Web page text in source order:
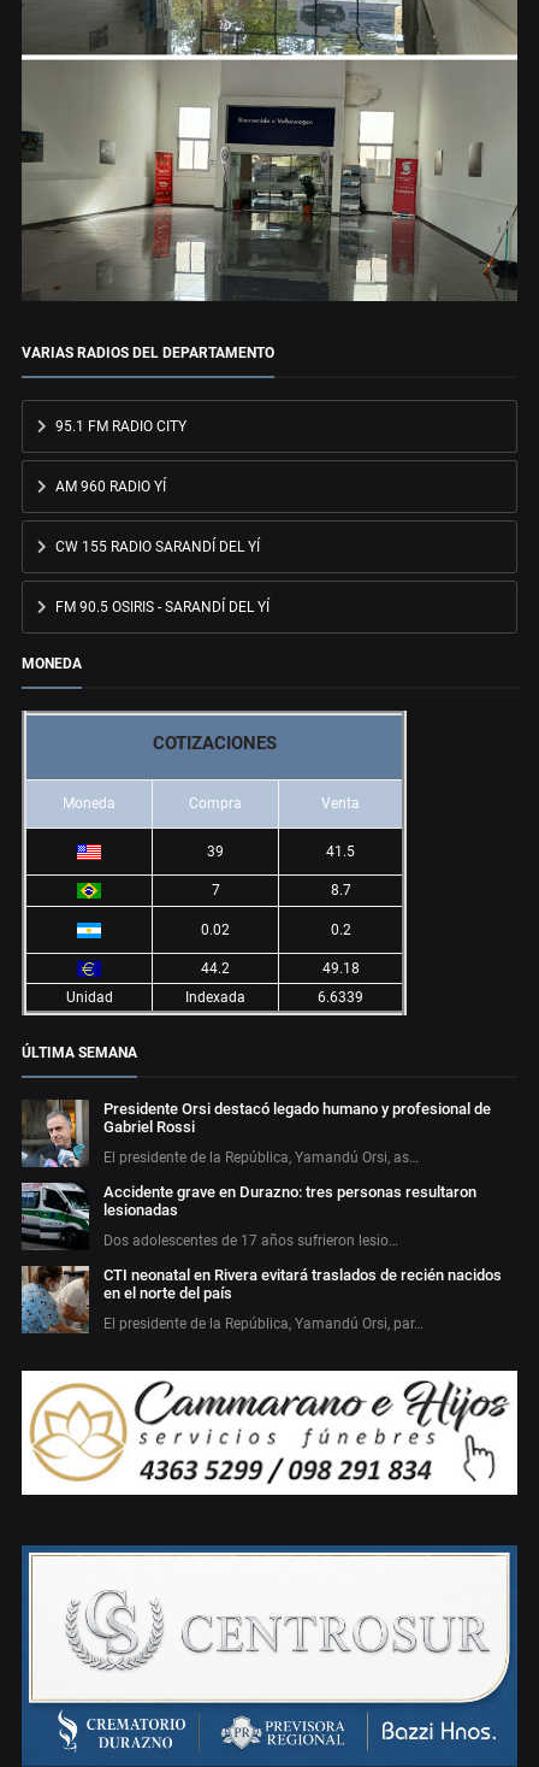
VARIAS RADIOS DEL DEPARTAMENTO
95.1 FM RADIO CITY
AM 960 RADIO YÍ
CW 155 RADIO SARANDÍ DEL YÍ
FM 90.5 OSIRIS - SARANDÍ DEL YÍ
MONEDA
COTIZACIONES
Moneda Compra Venta
39 41.5
7 8.7
0.02 0.2
44.2
49.18
Unidad
Indexada 6.6339
ÚLTIMA SEMANA
Presidente Orsi destacó legado humano y profesional de
Gabriel Rossi
El presidente de la República, Yamandú Orsi, as…
Accidente grave en Durazno: tres personas resultaron
lesionadas
Dos adolescentes de 17 años sufrieron lesio…
CTI neonatal en Rivera evitará traslados de recién nacidos
en el norte del país
El presidente de la República, Yamandú Orsi, par…